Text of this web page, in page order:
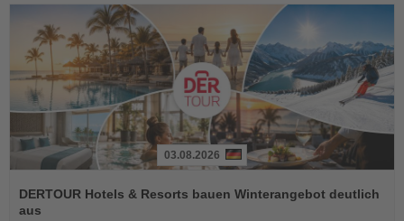
Sie
die
03.08.2026
DERTOUR Hotels & Resorts bauen Winterangebot deutlich
aus